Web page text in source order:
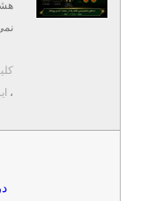
کلینیک سلامت پا
درمان قطعی
خار پاشنه در
مرکز تخصصی
درمان
،